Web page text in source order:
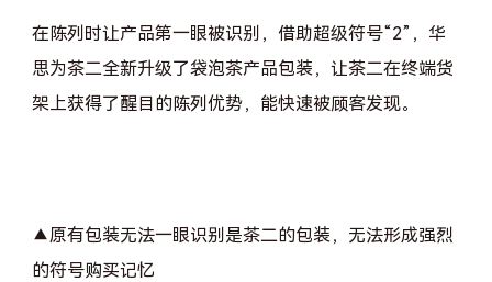
在陈列时让产品第一眼被识别，借助超级符号“2”，华
思为茶二全新升级了袋泡茶产品包装，让茶二在终端货
架上获得了醒目的陈列优势，能快速被顾客发现。
▲原有包装无法一眼识别是茶二的包装，无法形成强烈
的符号购买记忆